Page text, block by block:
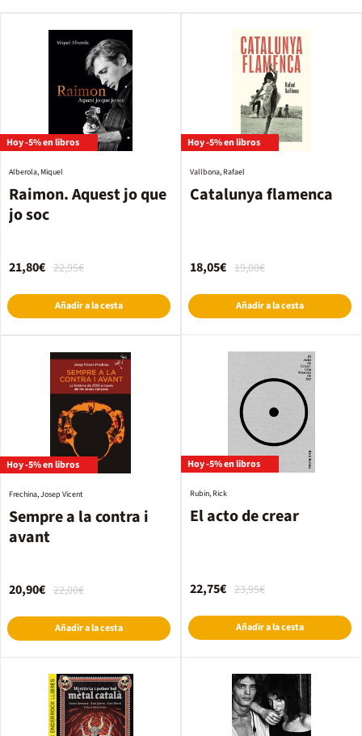
Hoy -5% en libros
Raimon. Aquest jo que
jo soc
Alberola, Miquel
22,95€
21,80€
Añadir a la cesta
Hoy -5% en libros
Catalunya flamenca
Vallbona, Rafael
19,00€
18,05€
Añadir a la cesta
Hoy -5% en libros
Sempre a la contra i
avant
Frechina, Josep Vicent
22,00€
20,90€
Añadir a la cesta
Hoy -5% en libros
El acto de crear
Rubin, Rick
23,95€
22,75€
Añadir a la cesta